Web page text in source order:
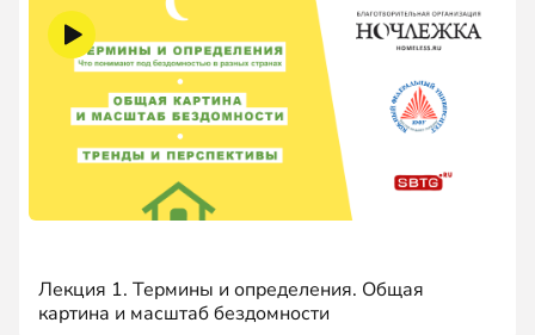
Лекция 1. Термины и определения. Общая
картина и масштаб бездомности